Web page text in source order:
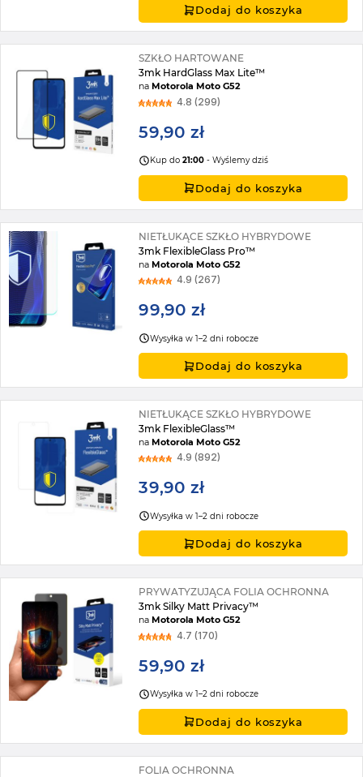
Dodaj do koszyka
SZKŁO HARTOWANE
3mk HardGlass Max Lite™
naMotorola Moto G52
4.8 (299)
59,90 zł
Kup do21:00 - Wyślemy dziś
Dodaj do koszyka
NIETŁUKĄCE SZKŁO HYBRYDOWE
3mk FlexibleGlass Pro™
naMotorola Moto G52
4.9 (267)
99,90 zł
Wysyłka w 1–2 dni robocze
Dodaj do koszyka
NIETŁUKĄCE SZKŁO HYBRYDOWE
3mk FlexibleGlass™
naMotorola Moto G52
4.9 (892)
39,90 zł
Wysyłka w 1–2 dni robocze
Dodaj do koszyka
PRYWATYZUJĄCA FOLIA OCHRONNA
3mk Silky Matt Privacy™
naMotorola Moto G52
4.7 (170)
59,90 zł
Wysyłka w 1–2 dni robocze
Dodaj do koszyka
FOLIA OCHRONNA